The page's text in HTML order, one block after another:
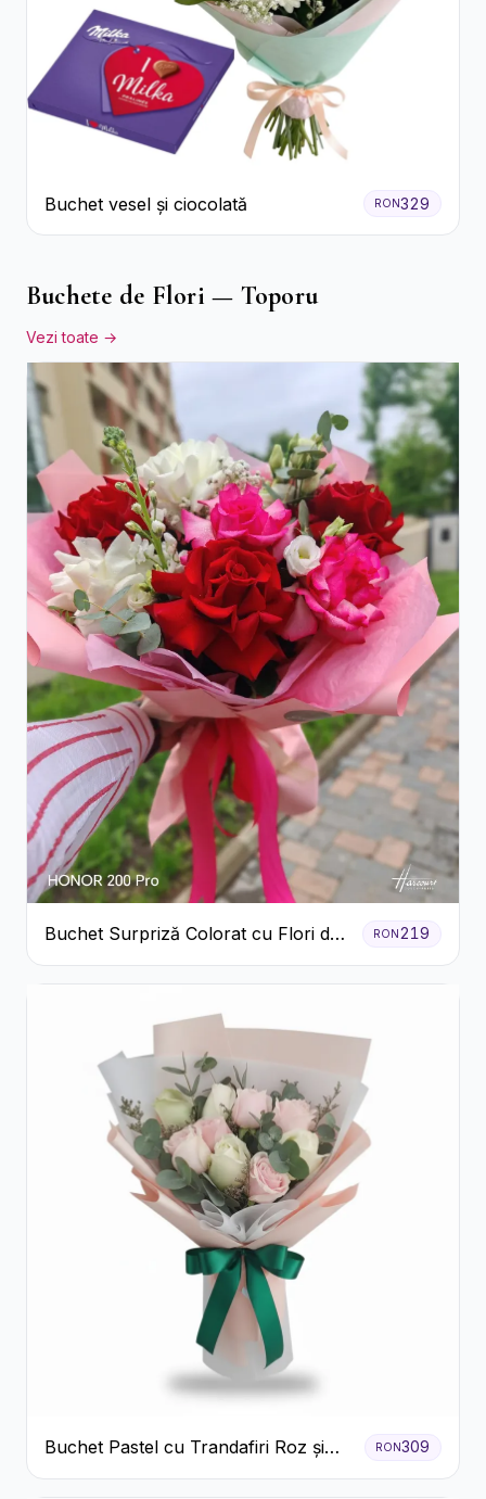
Buchet vesel și ciocolată RON329
Buchete de Flori — Toporu
Vezi toate →
Buchet Surpriză Colorat cu Flori de
Sezon
RON219
Buchet Pastel cu Trandafiri Roz și
Albi
RON309